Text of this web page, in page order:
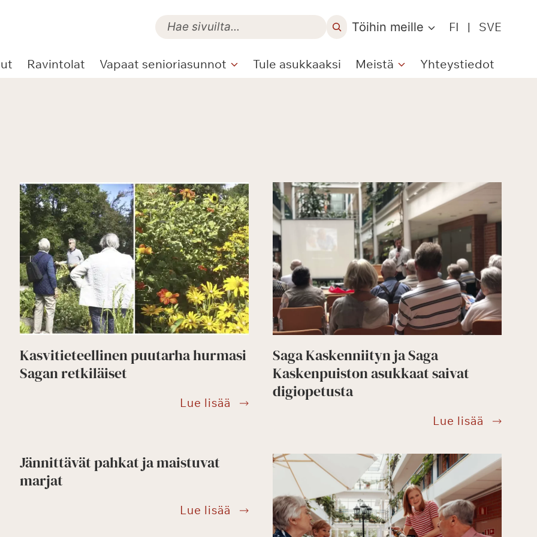
Töihin meille FI | SVE
Ravintolat Vapaat senioriasunnot Tule asukkaaksi Meistä Yhteystiedot
Kasvitieteellinen puutarha hurmasi
Sagan retkiläiset
Lue lisää Kasvitieteellinen
Saga Kaskenniityn ja Saga
Kaskenpuiston asukkaat saivat
digiopetusta
Lue lisää Saga
ja
Saga
asukkaat
saivat
Jännittävät pahkat ja maistuvat
marjat
Lue lisää Jännittävät